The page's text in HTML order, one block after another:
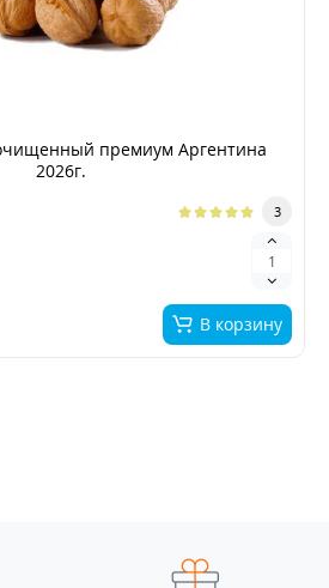
премиум Аргентина
2026г.
3
В корзину